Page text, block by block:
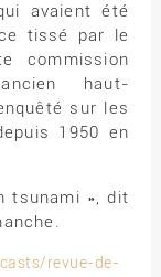
avaient été
tissé par le
commission
haut-
sur les
1950 en
tsunami », dit
revue-de-